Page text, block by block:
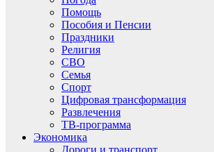
Помощь
Пособия и Пенсии
Праздники
Религия
СВО
Семья
Спорт
Цифровая трансформация
Развлечения
ТВ-программа
Экономика
Дороги и транспорт